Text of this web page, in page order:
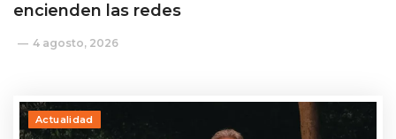
encienden las redes
4 agosto, 2026
Actualidad